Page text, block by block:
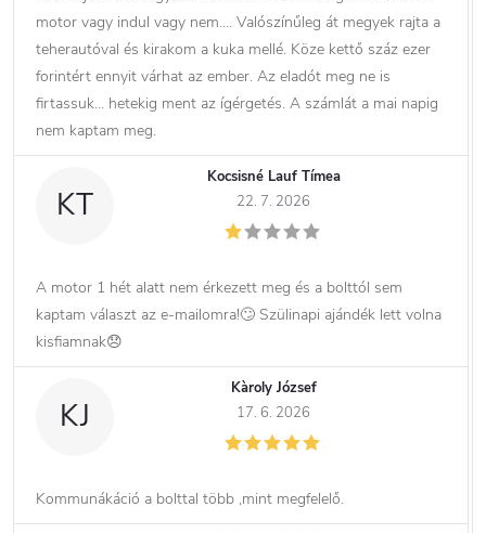
motor vagy indul vagy nem…. Valószínűleg át megyek rajta a
teherautóval és kirakom a kuka mellé. Köze kettő száz ezer
forintért ennyit várhat az ember. Az eladót meg ne is
firtassuk… hetekig ment az ígérgetés. A számlát a mai napig
nem kaptam meg.
KT
Kocsisné Lauf Tímea
22. 7. 2026
A motor 1 hét alatt nem érkezett meg és a bolttól sem
kaptam választ az e-mailomra!🙄 Szülinapi ajándék lett volna
kisfiamnak😞
KJ
Kàroly József
17. 6. 2026
Kommunákáció a bolttal több ,mint megfelelő.